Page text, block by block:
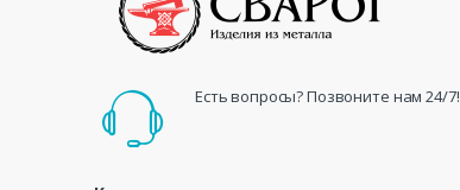
Есть вопросы? Позвоните нам 24/7!